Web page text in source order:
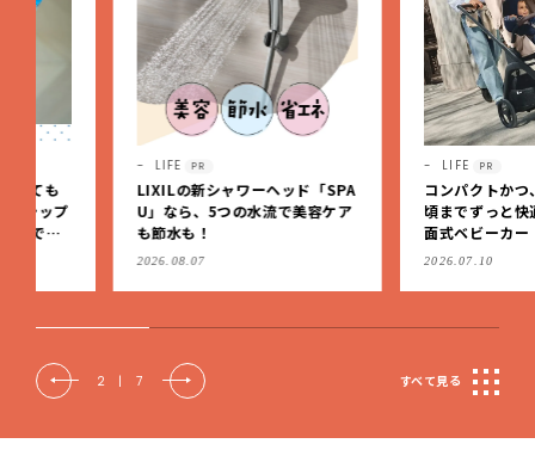
LIXILの新シャワーヘッド「SPA
U」なら、5つの水流で美容ケア
も節水も！
コンパクトかつ、新生児か
頃までずっと快適に使える
面式ベビーカー
2 | 7 すべて見る